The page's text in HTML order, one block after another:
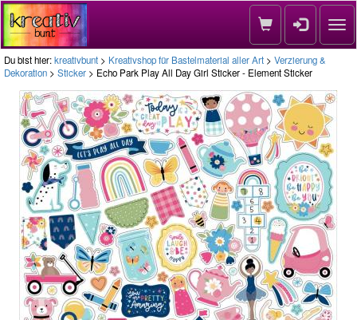
Du bist hier:kreativbunt > Kreativshop für Bastelmaterial aller Art > Verzierung &
Dekoration > Sticker > Echo Park Play All Day Girl Sticker - Element Sticker